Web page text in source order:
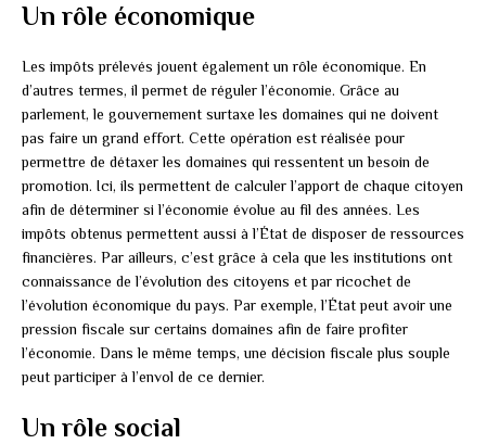
Un rôle économique
Les impôts prélevés jouent également un rôle économique. En
d’autres termes, il permet de réguler l’économie. Grâce au
parlement, le gouvernement surtaxe les domaines qui ne doivent
pas faire un grand effort. Cette opération est réalisée pour
permettre de détaxer les domaines qui ressentent un besoin de
promotion. Ici, ils permettent de calculer l’apport de chaque citoyen
afin de déterminer si l’économie évolue au fil des années. Les
impôts obtenus permettent aussi à l’État de disposer de ressources
financières. Par ailleurs, c’est grâce à cela que les institutions ont
connaissance de l’évolution des citoyens et par ricochet de
l’évolution économique du pays. Par exemple, l’État peut avoir une
pression fiscale sur certains domaines afin de faire profiter
l’économie. Dans le même temps, une décision fiscale plus souple
peut participer à l’envol de ce dernier.
Un rôle social